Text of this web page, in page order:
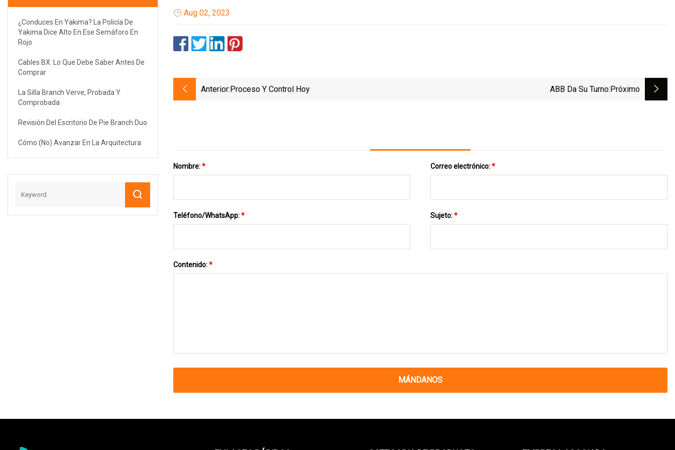
¿Conduces En Yakima? La Policía De
Yakima Dice Alto En Ese Semáforo En
Rojo
Cables BX: Lo Que Debe Saber Antes De
Comprar
La Silla Branch Verve, Probada Y
Comprobada
Revisión Del Escritorio De Pie Branch Duo
Cómo (no) Avanzar En La Arquitectura
Aug 02, 2023
Anterior:Proceso Y Control Hoy ABB Da Su Turno:próximo
Nombre:* Correo electrónico:*
Teléfono/WhatsApp:* Sujeto:*
Contenido:*
MÁNDANOS